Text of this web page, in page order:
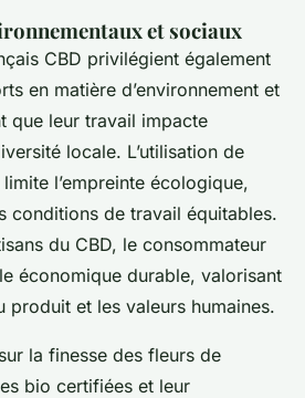
et sociaux
CBD privilégient également
en matière d’environnement et
que leur travail impacte
locale. L’utilisation de
l’empreinte écologique,
conditions de travail équitables.
du CBD, le consommateur
économique durable, valorisant
produit et les valeurs humaines.
la finesse des fleurs de
bio certifiées et leur